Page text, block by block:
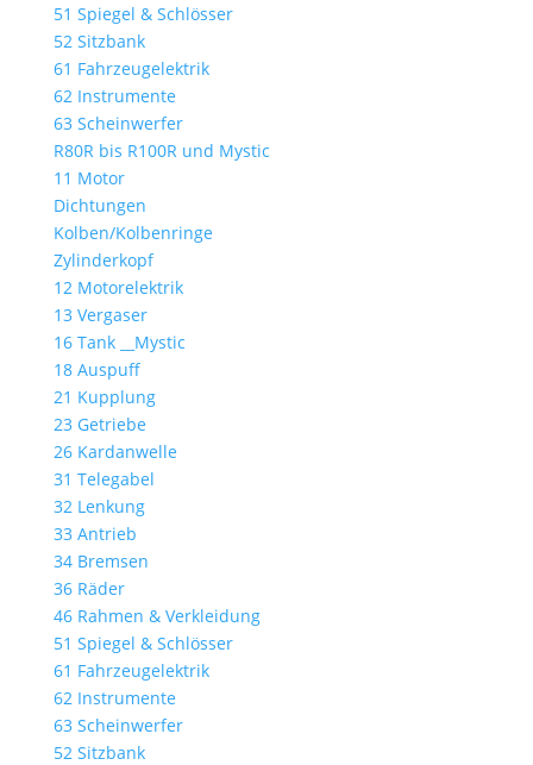
51 Spiegel & Schlösser
52 Sitzbank
61 Fahrzeugelektrik
62 Instrumente
63 Scheinwerfer
R80R bis R100R und Mystic
11 Motor
Dichtungen
Kolben/Kolbenringe
Zylinderkopf
12 Motorelektrik
13 Vergaser
16 Tank __Mystic
18 Auspuff
21 Kupplung
23 Getriebe
26 Kardanwelle
31 Telegabel
32 Lenkung
33 Antrieb
34 Bremsen
36 Räder
46 Rahmen & Verkleidung
51 Spiegel & Schlösser
61 Fahrzeugelektrik
62 Instrumente
63 Scheinwerfer
52 Sitzbank